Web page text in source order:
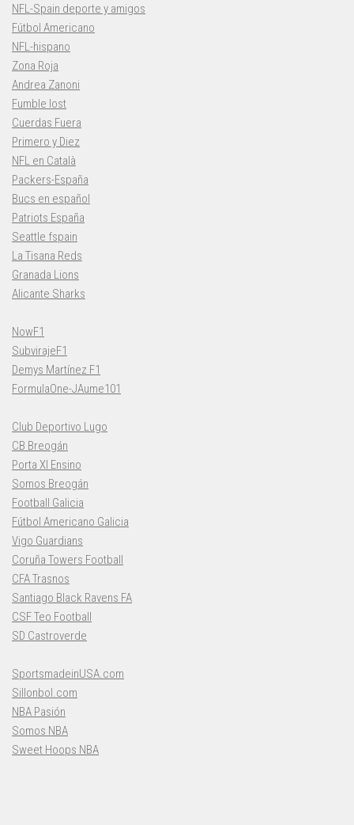
NFL-Spain deporte y amigos
Fútbol Americano
NFL-hispano
Zona Roja
Andrea Zanoni
Fumble lost
Cuerdas Fuera
Primero y Diez
NFL en Català
Packers-España
Bucs en español
Patriots España
Seattle fspain
La Tisana Reds
Granada Lions
Alicante Sharks
NowF1
SubvirajeF1
Demys Martínez F1
FormulaOne-JAume101
Club Deportivo Lugo
CB Breogán
Porta XI Ensino
Somos Breogán
Football Galicia
Fútbol Americano Galicia
Vigo Guardians
Coruña Towers Football
CFA Trasnos
Santiago Black Ravens FA
CSF Teo Football
SD Castroverde
SportsmadeinUSA.com
Sillonbol.com
NBA Pasión
Somos NBA
Sweet Hoops NBA